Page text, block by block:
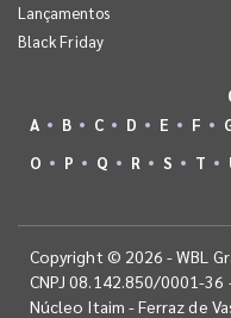
Lançamentos
Black Friday
A B C D E F
O
P Q R S T
Copyright © 2026 - WBL
CNPJ 08.142.850/0001-36
Núcleo Itaim - Ferraz de